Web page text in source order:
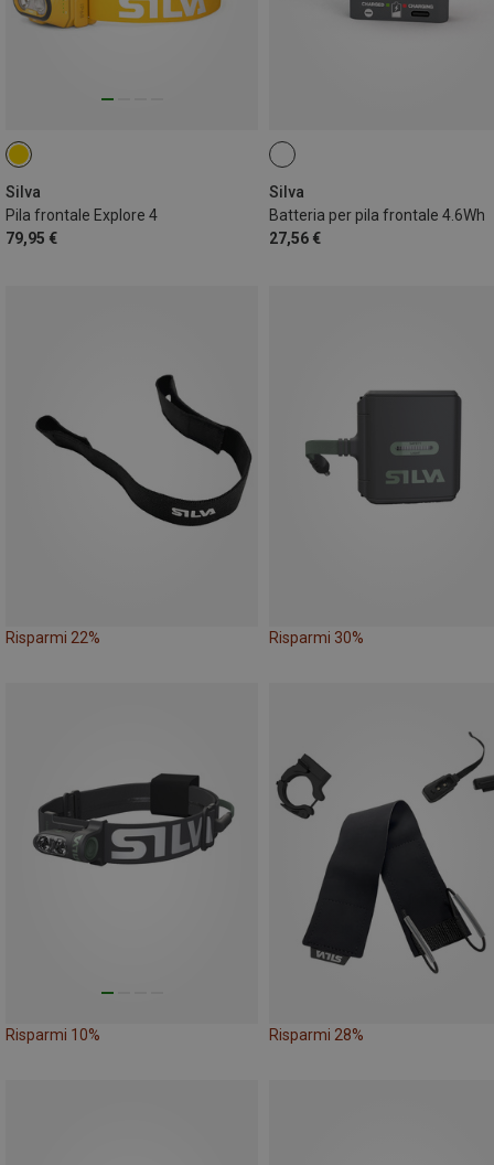
Silva
Pila frontale Explore 4
79,95 €
Silva
Batteria per pila frontale 4.6Wh
27,56 €
Risparmi 22% Risparmi 30%
Risparmi 10% Risparmi 28%